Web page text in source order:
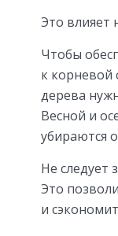
Это влияет
Чтобы
к корневой
дерева
Весной и
убираются
Не следует
Это
и